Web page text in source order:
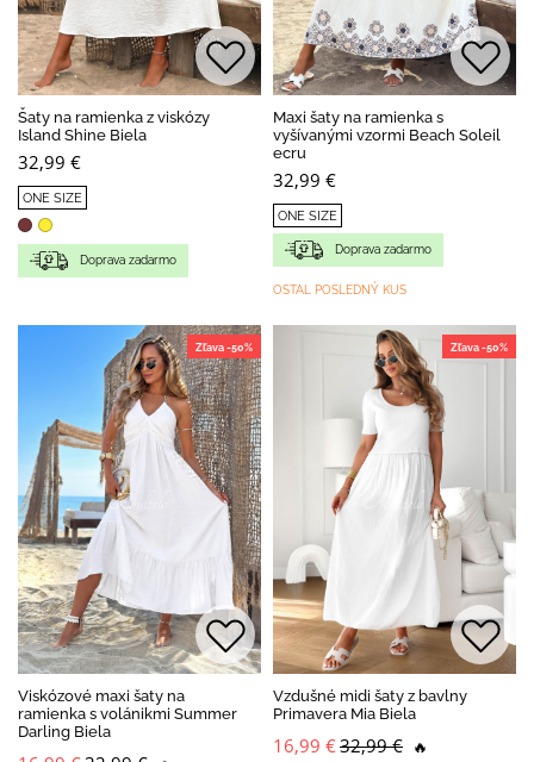
Šaty na ramienka z viskózy
Island Shine Biela
32,99 €
ONE SIZE
Doprava zadarmo
Maxi šaty na ramienka s
vyšívanými vzormi Beach Soleil
ecru
32,99 €
ONE SIZE
Doprava zadarmo
OSTAL POSLEDNÝ KUS
Zľava -50%
Viskózové maxi šaty na
ramienka s volánikmi Summer
Darling Biela
Zľava -50%
Vzdušné midi šaty z bavlny
Primavera Mia Biela
16,99 €32,99 € 🔥